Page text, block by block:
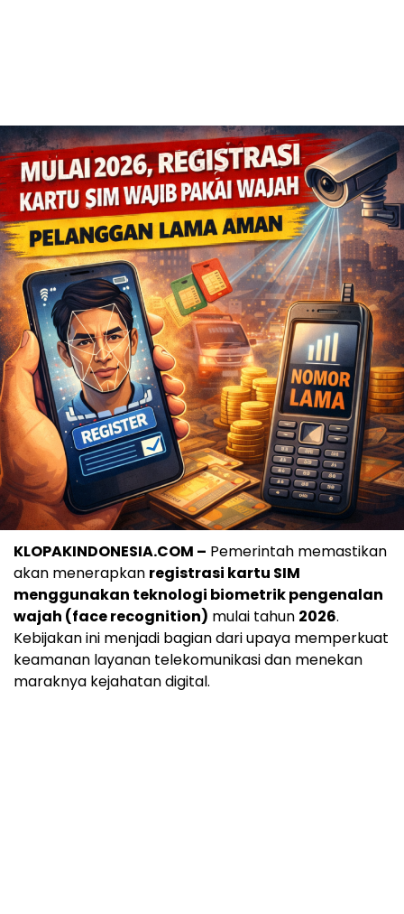
KLOPAKINDONESIA.COM – Pemerintah memastikan
akan menerapkan registrasi kartu SIM
menggunakan teknologi biometrik pengenalan
wajah (face recognition) mulai tahun 2026.
Kebijakan ini menjadi bagian dari upaya memperkuat
keamanan layanan telekomunikasi dan menekan
maraknya kejahatan digital.